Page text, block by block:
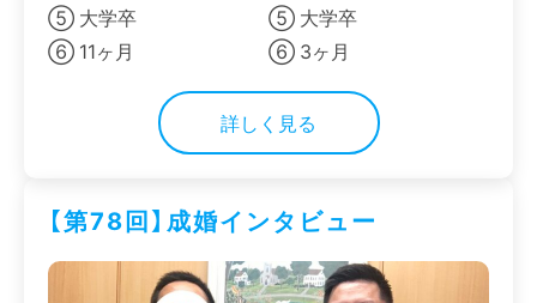
⑤ 大学卒
⑥ 11ヶ月
⑤ 大学卒
⑥ 3ヶ月
詳しく見る
【第78回】成婚インタビュー